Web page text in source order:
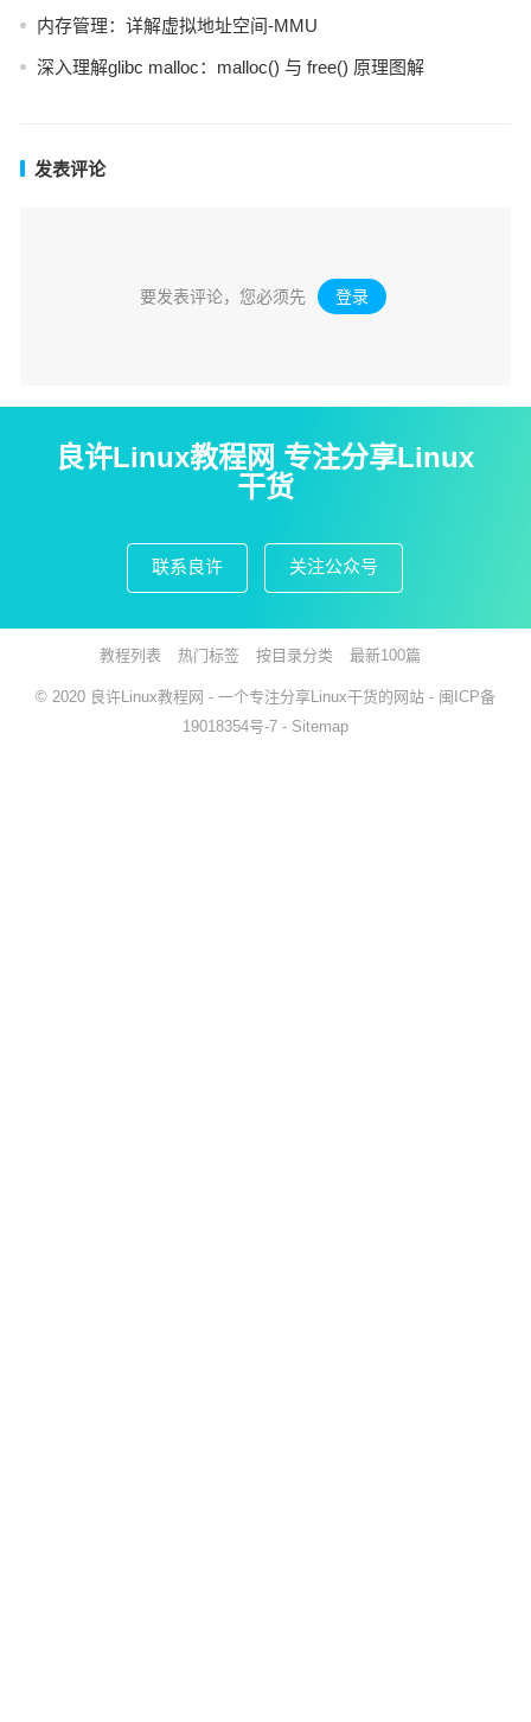
内存管理：详解虚拟地址空间-MMU
深入理解glibc malloc：malloc() 与 free() 原理图解
发表评论
要发表评论，您必须先 登录 。
良许Linux教程网 专注分享Linux
干货
联系良许 关注公众号
教程列表 热门标签 按目录分类 最新100篇
© 2020 良许Linux教程网 - 一个专注分享Linux干货的网站 - 闽ICP备
19018354号-7 - Sitemap